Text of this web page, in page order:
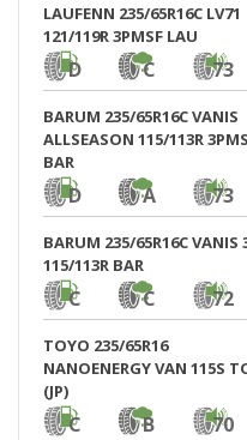
LAUFENN 235/65R16C LV71
121/119R 3PMSF LAU
D C 73
BARUM 235/65R16C VANIS
ALLSEASON 115/113R
BAR
D A 73
BARUM 235/65R16C VANIS
115/113R BAR
C C 72
TOYO 235/65R16
NANOENERGY VAN 115S
(JP)
C B 70